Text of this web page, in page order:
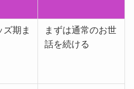
ズ期ま
まずは通常のお世
話を続ける